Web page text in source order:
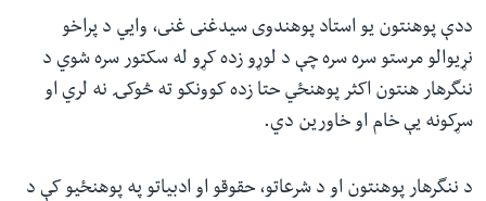
ددې پوهنتون یو استاد پوهندوى سيدغنى غنى، وایي د پراخو
نړیوالو مرستو سره سره چې د لوړو زده کړو له سکتور سره شوي د
ننگرهار هنتون اکثر پوهنځي حتا زده کوونکو ته څوکۍ نه لري او
سړکونه یې خام او خاورین دي.
د ننگرهار پوهنتون او د شرعاتو، حقوقو او ادبیاتو په پوهنځیو کې د